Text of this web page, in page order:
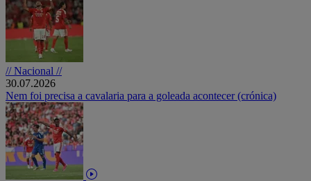
// Nacional //
30.07.2026
Nem foi precisa a cavalaria para a goleada acontecer (crónica)